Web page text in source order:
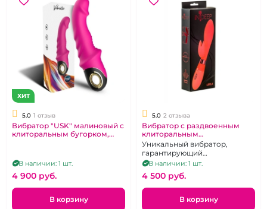
ХИТ
5.0 1 отзыв
Вибратор "USK" малиновый с
клиторальным бугорком,
В наличии: 1 шт.
4 900 pуб.
В корзину
5.0 2 отзыва
Вибратор с раздвоенным
клиторальным
стимулятором "InDeep" Leyla
красный
Уникальный вибратор,
гарантирующий
максимальное наслаждение
и самые глубокие оргазмы -
стильный, мощный,
несравненный
В наличии: 1 шт.
4 500 pуб.
В корзину